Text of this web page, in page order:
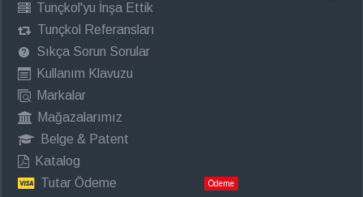
Tunçkol'yu İnşa Ettik
Tunçkol Referansları
Sıkça Sorun Sorular
Kullanım Klavuzu
Markalar
Mağazalarımız
Belge & Patent
Katalog
Tutar Ödeme
Ödeme